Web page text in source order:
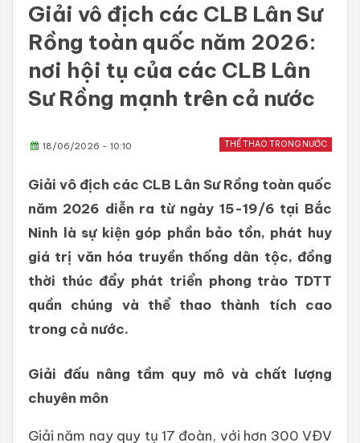
Giải vô địch các CLB Lân Sư
Rồng toàn quốc năm 2026:
nơi hội tụ của các CLB Lân
Sư Rồng mạnh trên cả nước
THỂ THAO TRONG NƯỚC
18/06/2026 - 10:10
Giải vô địch các CLB Lân Sư Rồng toàn quốc
năm 2026 diễn ra từ ngày 15-19/6 tại Bắc
Ninh là sự kiện góp phần bảo tồn, phát huy
giá trị văn hóa truyền thống dân tộc, đồng
thời thúc đẩy phát triển phong trào TDTT
quần chúng và thể thao thành tích cao
trong cả nước.
Giải đấu nâng tầm quy mô và chất lượng
chuyên môn
Giải năm nay quy tụ 17 đoàn, với hơn 300 VĐV